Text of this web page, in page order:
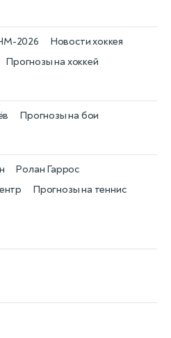
Новости хоккея
Прогнозы на хоккей
2026
Прогнозы на бои
Прогнозы на теннис
Ролан Гаррос